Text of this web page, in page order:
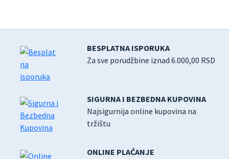
BESPLATNA ISPORUKA
Za sve porudžbine iznad 6.000,00 RSD
SIGURNA I BEZBEDNA KUPOVINA
Najsigurnija online kupovina na
tržištu
ONLINE PLAĆANJE